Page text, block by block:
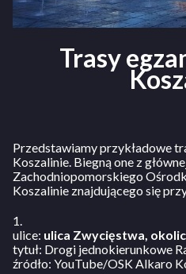
Trasy
Przedstawiamy przykładowe
Koszalinie. Biegną one z
Zachodniopomorskiego
Koszalinie znajdującego się
1.
ulice: ulica Zwycięstwa,
tytuł: Drogi jednokierunkowe
źródło: YouTube/OSK Alkaro